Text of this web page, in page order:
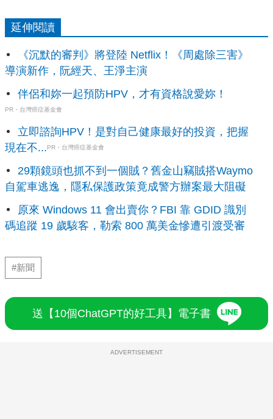
延伸閱讀
《沉默的審判》將登陸 Netflix！《周處除三害》
導演新作，阮經天、王淨主演
伴侶和妳一起預防HPV，才有資格說愛妳！
PR・台灣癌症基金會
立即諮詢HPV！是對自己健康最好的投資，把握
現在不...PR・台灣癌症基金會
29顆鏡頭也抓不到一個賊？舊金山竊賊搭Waymo
自駕車逃逸，隱私保護政策竟成警方辦案最大阻礙
原來 Windows 11 會出賣你？FBI 靠 GDID 識別
碼追蹤 19 歲駭客，勒索 800 萬美金慘遭引渡受審
#新聞
送【10個ChatGPT的好工具】電子書
ADVERTISEMENT